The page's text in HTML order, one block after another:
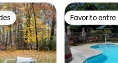
entre huéspedes Favorito entre
Favorito entre